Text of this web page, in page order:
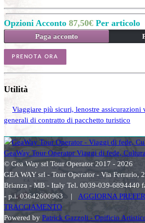
Opzioni Acconto 87,50€ Per articolo
Paga acconto
PRENOTA ORA
Utilità
Viaggiare più sicuri, lenostre assicurazioni
generali di contratto di pacchetto turistico
© Gea Way srl Tour Operator 2017 - 2026
GEA WAY srl - Tour Operator - Via Ferrario,
Brianza - MB - Italy Tel. 0039-039-6894440
- p.i. 03642600963 | AGGIORNA
TRACCIAMENTO
Powered by Patrick Gazzoli - Opificio